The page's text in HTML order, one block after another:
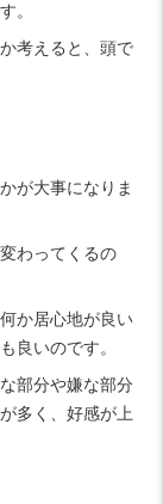
。
考えると、頭で
が大事になりま
わってくるの
か居心地が良い
良いのです。
部分や嫌な部分
多く、好感が上